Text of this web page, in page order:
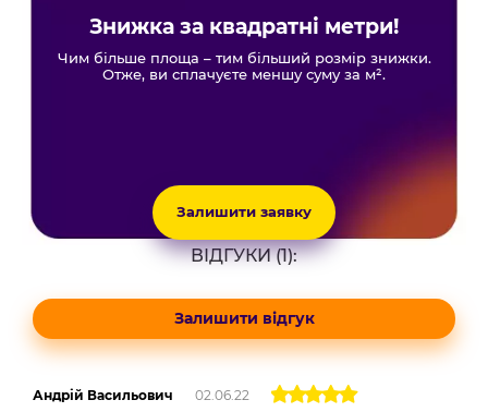
Знижка за квадратні метри!
Чим більше площа – тим більший розмір знижки.
Отже, ви сплачуєте меншу суму за м².
Залишити заявку
ВІДГУКИ (1):
Залишити відгук
Андрій Васильович
02.06.22